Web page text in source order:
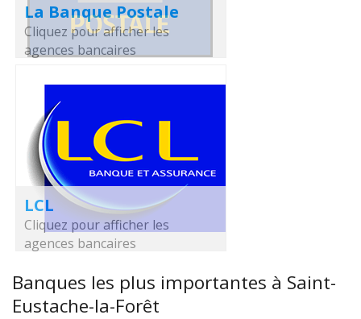
La Banque Postale
Cliquez pour afficher les
agences bancaires
LCL
Cliquez pour afficher les
agences bancaires
Banques les plus importantes à Saint-
Eustache-la-Forêt